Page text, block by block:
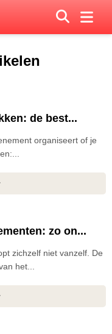
de best...
organiseert of je
zo on...
zichzelf niet vanzelf. De
het...